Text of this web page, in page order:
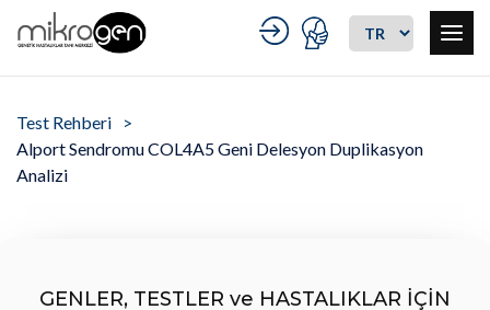
Test Rehberi
Alport Sendromu COL4A5 Geni Delesyon Duplikasyon
Analizi
GENLER, TESTLER ve HASTALIKLAR İÇİN